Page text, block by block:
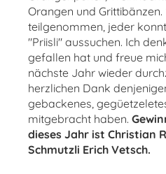
Orangen und
teilgenommen, jeder
"Priisli" aussuchen. Ich
gefallen hat und freue
nächste Jahr wieder
herzlichen Dank
gebackenes,
mitgebracht haben.
dieses Jahr ist Christian
Schmutzli Erich Vetsch.